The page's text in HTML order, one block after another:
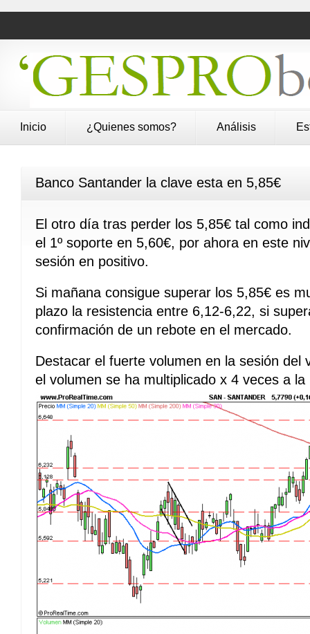
Inicio ¿Quienes somos? Análisis
Banco Santander la clave esta en 5,85€
El otro día tras perder los 5,85€ tal como
el 1º soporte en 5,60€, por ahora en este
sesión en positivo.
Si mañana consigue superar los 5,85€ es
plazo la resistencia entre 6,12-6,22, si
confirmación de un rebote en el mercado.
Destacar el fuerte volumen en la sesión del
el volumen se ha multiplicado x 4 veces a la